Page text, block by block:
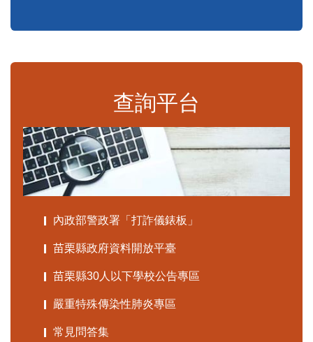
查詢平台
內政部警政署「打詐儀錶板」
苗栗縣政府資料開放平臺
苗栗縣30人以下學校公告專區
嚴重特殊傳染性肺炎專區
常見問答集